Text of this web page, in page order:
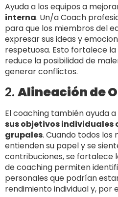
Ayuda a los equipos a
interna. Un/a Coach
para que los miembros del
expresar sus ideas y
respetuosa. Esto fortalece
reduce la posibilidad de
generar conflictos.
2. Alineación de
El coaching también ayuda a
sus objetivos individuales
grupales. Cuando todos los
entienden su papel y se
contribuciones, se fortalece
de coaching permiten
personales que podrían
rendimiento individual y, por